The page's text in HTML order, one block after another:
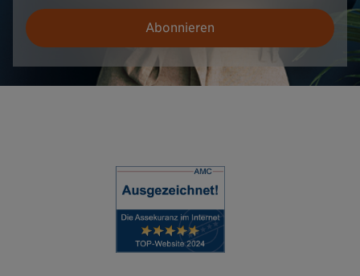
Abonnieren